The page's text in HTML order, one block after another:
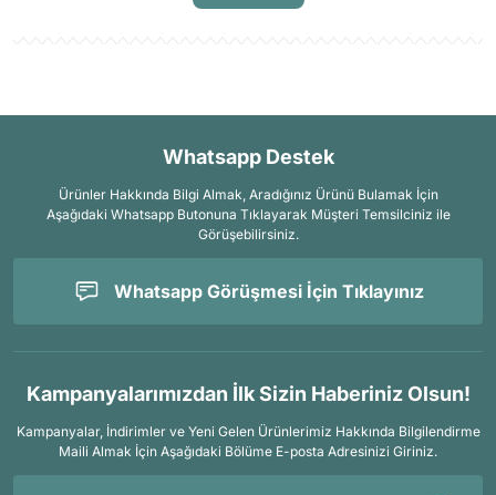
Whatsapp Destek
Ürünler Hakkında Bilgi Almak, Aradığınız Ürünü Bulamak İçin
Aşağıdaki Whatsapp Butonuna Tıklayarak Müşteri Temsilciniz ile
Görüşebilirsiniz.
Whatsapp Görüşmesi İçin Tıklayınız
Kampanyalarımızdan İlk Sizin Haberiniz Olsun!
Kampanyalar, İndirimler ve Yeni Gelen Ürünlerimiz Hakkında Bilgilendirme
Maili Almak İçin Aşağıdaki Bölüme E-posta Adresinizi Giriniz.